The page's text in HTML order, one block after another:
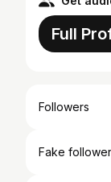
Full
Followers
Fake